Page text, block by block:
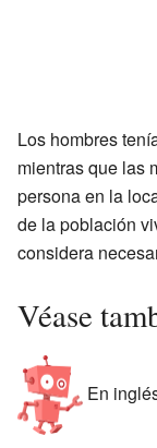
Los hombres
mientras que las
persona en la
de la población
considera
Véase
En